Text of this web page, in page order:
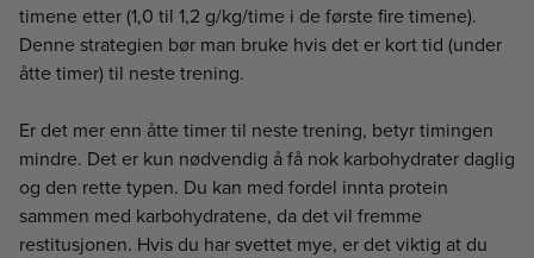
timene etter (1,0 til 1,2 g/kg/time i de første fire timene).
Denne strategien bør man bruke hvis det er kort tid (under
åtte timer) til neste trening.
Er det mer enn åtte timer til neste trening, betyr timingen
mindre. Det er kun nødvendig å få nok karbohydrater daglig
og den rette typen. Du kan med fordel innta protein
sammen med karbohydratene, da det vil fremme
restitusjonen. Hvis du har svettet mye, er det viktig at du